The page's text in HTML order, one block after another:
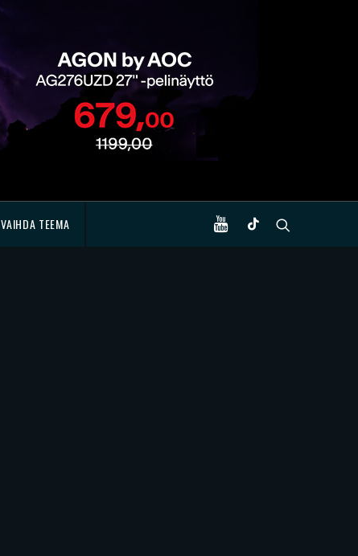
VAIHDA TEEMA